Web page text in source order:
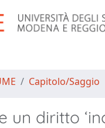
Capitolo/Saggio
diritto